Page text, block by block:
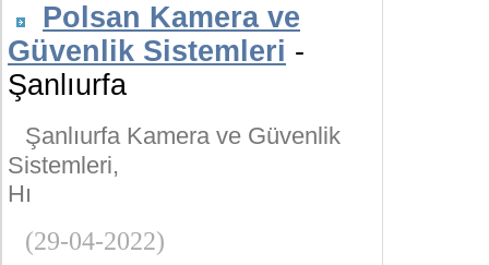
Polsan Kamera ve
Güvenlik Sistemleri -
Şanlıurfa
Şanlıurfa Kamera ve Güvenlik
Sistemleri,
Hı
(29-04-2022)